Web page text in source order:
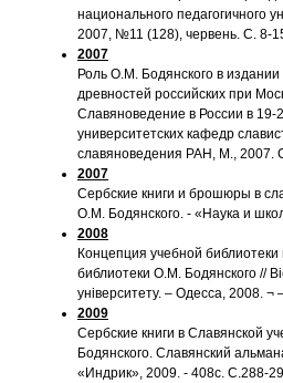
национального педагогичного
2007, №11 (128), червень. С. 8-
2007
Роль О.М. Бодянского в
древностей российских при
Славяноведение в России в 19-
университетских кафедр
славяноведения РАН, М., 2007.
2007
Сербские книги и брошюры в
О.М. Бодянского. - «Наука и
2008
Концепция учебной
библиотеки О.М. Бодянского //
унiверситету. – Одесса, 2008.
2009
Сербские книги в Славянской
Бодянского. Славянский
«Индрик», 2009. - 408с. С.288-